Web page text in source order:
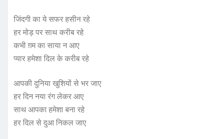
जिंदगी का ये सफर हसीन रहे
हर मोड़ पर साथ करीब रहे
कभी ग़म का साया न आए
प्यार हमेशा दिल के करीब रहे
आपकी दुनिया खुशियों से भर जाए
हर दिन नया रंग लेकर आए
साथ आपका हमेशा बना रहे
हर दिल से दुआ निकल जाए